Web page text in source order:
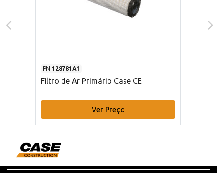
PN 128781A1
Filtro de Ar Primário Case CE
Ver Preço